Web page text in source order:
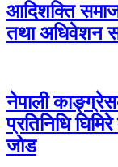
आदिशक्ति
तथा अधिवेशन
नेपाली
प्रतिनिधि
जोड